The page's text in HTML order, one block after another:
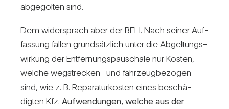
abge­golten sind.
Dem wider­sprach aber der BFH. Nach seiner Auf­
fas­sung fallen grund­sätz­lich unter die Abgel­tungs­
wir­kung der Ent­fer­nungs­pau­schale nur Kosten,
welche weg­stre­cken- und fahr­zeug­be­zogen
sind, wie z. B. Repa­ra­tur­kosten eines beschä­
digten Kfz. Auf­wen­dungen, welche aus der